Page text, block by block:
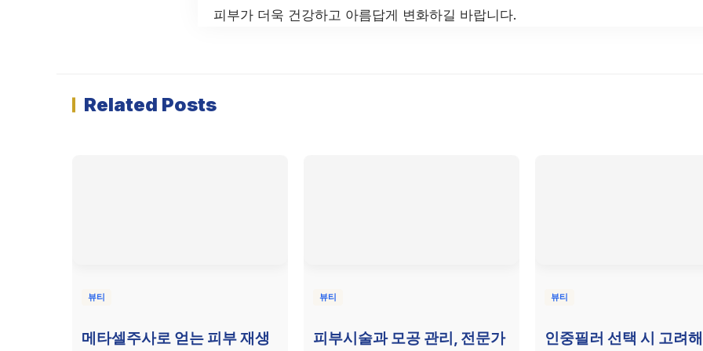
피부가 더욱 건강하고 아름답게 변화하길 바랍니다.
Related Posts
뷰티
메타셀주사로 얻는 피부 재생
뷰티
피부시술과 모공 관리, 전문가
뷰티
인중필러 선택 시 고려